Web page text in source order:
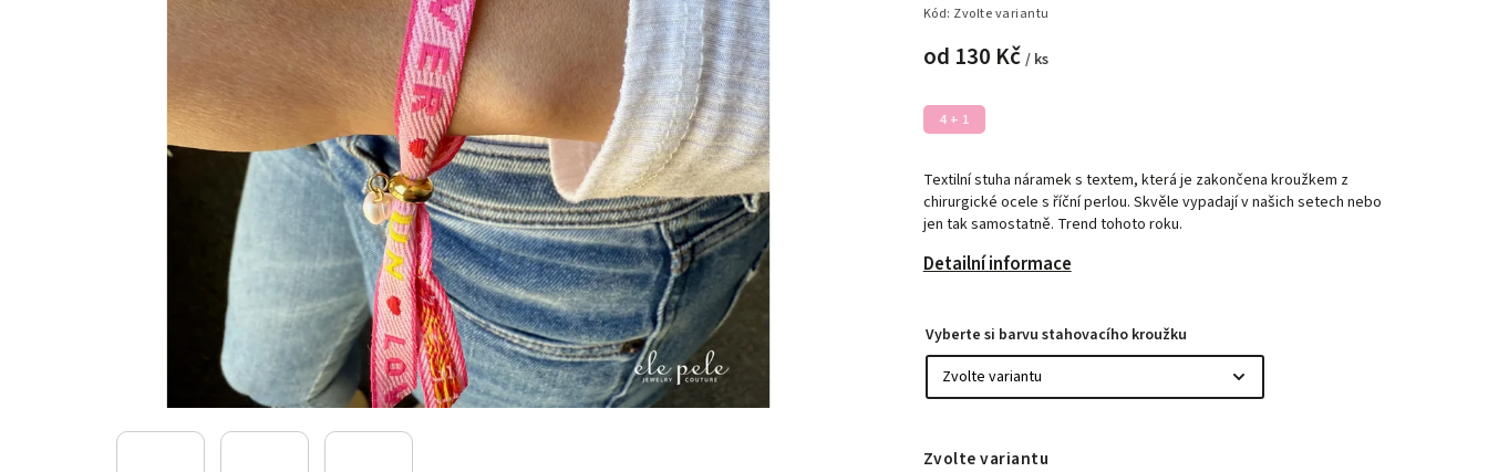
Kód: Zvolte variantu
od 130 Kč / ks
Textilní stuha náramek s textem, která je zakončena kroužkem z
chirurgické ocele s říční perlou. Skvěle vypadají v našich setech nebo
jen tak samostatně. Trend tohoto roku.
Detailní informace
4 + 1
Vyberte si barvu stahovacího kroužku
Zvolte variantu